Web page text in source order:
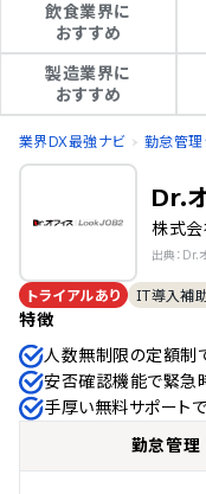
飲食業界に
おすすめ
製造業界に
おすすめ
業界DX最強ナビ 勤怠管理
Dr.
株式
出典：
トライアルあり IT導入補
特徴
人数無制限の定額制
安否確認機能で緊急
手厚い無料サポート
勤怠管理